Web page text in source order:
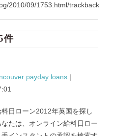
2010/09/1753.html/trackback
件
payday loans |
日ローン2012年英国を探し
たは、オンライン給料日ロー